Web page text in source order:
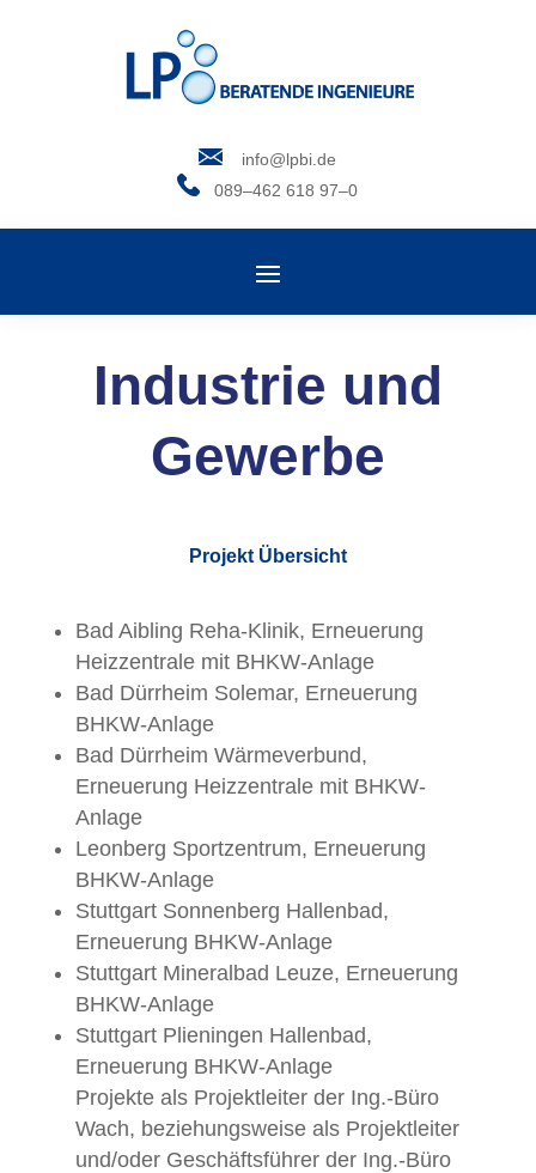
info@lpbi.de
089–462 618 97–0
Industrie und
Gewerbe
Projekt Übersicht
Bad Aibling Reha-Klinik, Erneuerung
Heizzentrale mit BHKW-Anlage
Bad Dürrheim Solemar, Erneuerung
BHKW-Anlage
Bad Dürrheim Wärmeverbund,
Erneuerung Heizzentrale mit BHKW-
Anlage
Leonberg Sportzentrum, Erneuerung
BHKW-Anlage
Stuttgart Sonnenberg Hallenbad,
Erneuerung BHKW-Anlage
Stuttgart Mineralbad Leuze, Erneuerung
BHKW-Anlage
Stuttgart Plieningen Hallenbad,
Erneuerung BHKW-Anlage
Projekte als Projektleiter der Ing.-Büro
Wach, beziehungsweise als Projektleiter
und/oder Geschäftsführer der Ing.-Büro